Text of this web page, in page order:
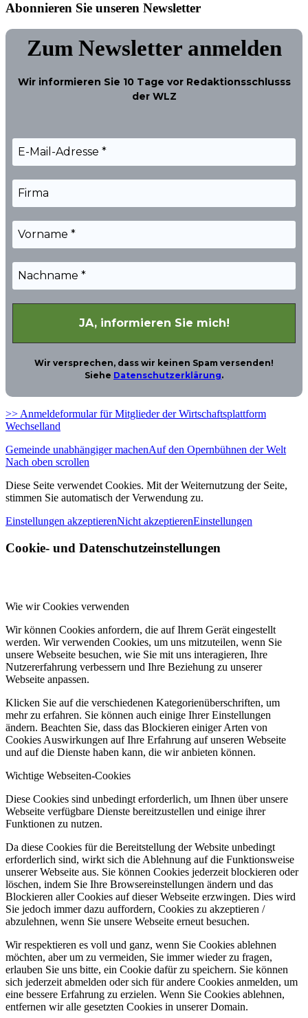
Abonnieren Sie unseren Newsletter
Zum Newsletter anmelden
Wir informieren Sie 10 Tage vor Redaktionsschlusss
der WLZ
Wir versprechen, dass wir keinen Spam versenden!
Siehe Datenschutzerklärung.
>> Anmeldeformular für Mitglieder der Wirtschaftsplattform
Wechselland
Gemeinde unabhängiger machenAuf den Opernbühnen der Welt
Nach oben scrollen
Diese Seite verwendet Cookies. Mit der Weiternutzung der Seite,
stimmen Sie automatisch der Verwendung zu.
Einstellungen akzeptierenNicht akzeptierenEinstellungen
Cookie- und Datenschutzeinstellungen
Wie wir Cookies verwenden
Wir können Cookies anfordern, die auf Ihrem Gerät eingestellt
werden. Wir verwenden Cookies, um uns mitzuteilen, wenn Sie
unsere Webseite besuchen, wie Sie mit uns interagieren, Ihre
Nutzererfahrung verbessern und Ihre Beziehung zu unserer
Webseite anpassen.
Klicken Sie auf die verschiedenen Kategorienüberschriften, um
mehr zu erfahren. Sie können auch einige Ihrer Einstellungen
ändern. Beachten Sie, dass das Blockieren einiger Arten von
Cookies Auswirkungen auf Ihre Erfahrung auf unseren Webseite
und auf die Dienste haben kann, die wir anbieten können.
Wichtige Webseiten-Cookies
Diese Cookies sind unbedingt erforderlich, um Ihnen über unsere
Webseite verfügbare Dienste bereitzustellen und einige ihrer
Funktionen zu nutzen.
Da diese Cookies für die Bereitstellung der Website unbedingt
erforderlich sind, wirkt sich die Ablehnung auf die Funktionsweise
unserer Webseite aus. Sie können Cookies jederzeit blockieren oder
löschen, indem Sie Ihre Browsereinstellungen ändern und das
Blockieren aller Cookies auf dieser Webseite erzwingen. Dies wird
Sie jedoch immer dazu auffordern, Cookies zu akzeptieren /
abzulehnen, wenn Sie unsere Webseite erneut besuchen.
Wir respektieren es voll und ganz, wenn Sie Cookies ablehnen
möchten, aber um zu vermeiden, Sie immer wieder zu fragen,
erlauben Sie uns bitte, ein Cookie dafür zu speichern. Sie können
sich jederzeit abmelden oder sich für andere Cookies anmelden, um
eine bessere Erfahrung zu erzielen. Wenn Sie Cookies ablehnen,
entfernen wir alle gesetzten Cookies in unserer Domain.